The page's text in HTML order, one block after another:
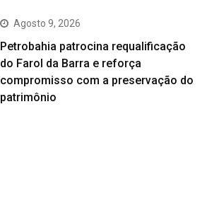
Agosto 9, 2026
Petrobahia patrocina requalificação
do Farol da Barra e reforça
compromisso com a preservação do
patrimônio